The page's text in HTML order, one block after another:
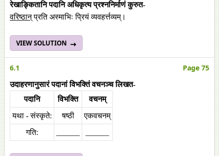
रेखाङ्कितानि पदानि अधिकृत्य प्रश्ननिर्माणं कुरुत-
वरिष्ठान्प्रति अस्माभिः प्रियं व्यवहर्त्तव्यम्।
VIEW SOLUTION
6.1 Page 75
उदाहरणानुसारं पदानां विभक्तिं वचनञ्च लिखत-
पदानि
विभक्ति
वचनम्
यथा - संस्कृते:
षष्ठी
एकवचनम्
गति: